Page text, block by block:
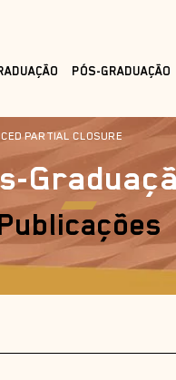
PÓS-GRADUAÇÃO
PARTIAL CLOSURE